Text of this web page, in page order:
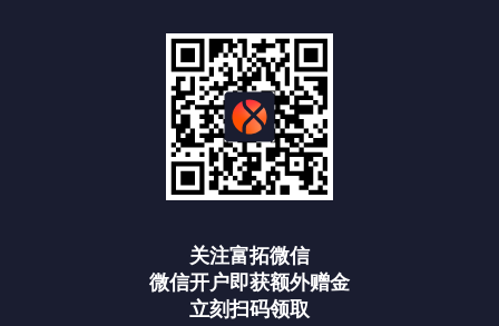
关注富拓微信
微信开户即获额外赠金
立刻扫码领取